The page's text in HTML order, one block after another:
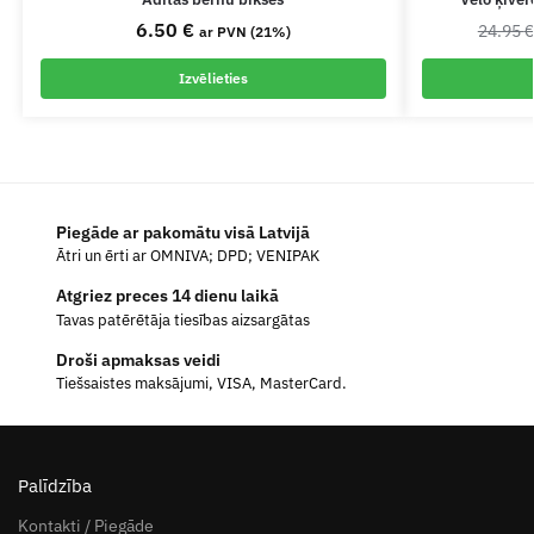
6.50 € ar PVN (21%)
Izvēlieties
24.95€
Piegāde ar pakomātu visā Latvijā
Ātri un ērti ar OMNIVA; DPD; VENIPAK
Atgriez preces 14 dienu laikā
Tavas patērētāja tiesības aizsargātas
Droši apmaksas veidi
Tiešsaistes maksājumi, VISA, MasterCard.
Palīdzība
Kontakti / Piegāde